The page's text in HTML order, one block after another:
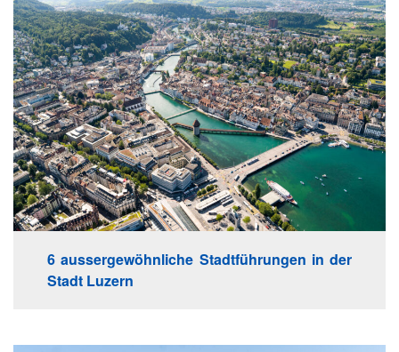
6 aussergewöhnliche Stadtführungen in der
Stadt Luzern